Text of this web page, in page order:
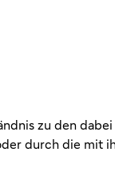
zu den
durch die mit